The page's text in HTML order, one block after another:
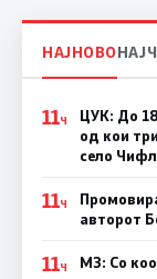
НАЈНОВО
11Ч
ЦУК: До
од кои
село
11Ч
авторот
11Ч
МЗ: Со